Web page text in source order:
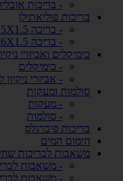
- בריכות
בריכות פוליאתילן
- בריכה 2.4X4.5X1.5
- בריכה 3X6X1.5
כימיקלים ואביזרי
- כימיקלים
- אביזרי
סולמות ומעקות
- מעקות
- סולמות
בריכות פיברגלס
חימום המים
משאבות לבריכות
- משאבות
- משאבות